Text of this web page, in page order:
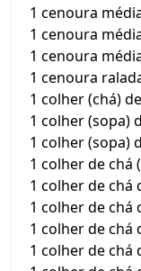
1 cenoura
1 cenoura
1 cenoura
1 cenoura
1 colher (chá)
1 colher (sopa)
1 colher (sopa)
1 colher de chá
1 colher de chá
1 colher de chá
1 colher de chá
1 colher de chá